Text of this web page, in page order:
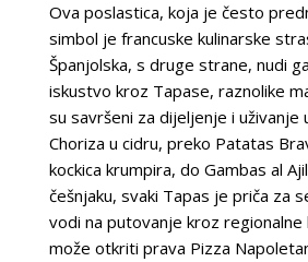
Ova poslastica, koja je često
simbol je francuske kulinarske
Španjolska, s druge strane, nudi
iskustvo kroz Tapase, raznolike
su savršeni za dijeljenje i uživanje
Choriza u cidru, preko Patatas
kockica krumpira, do Gambas al
češnjaku, svaki Tapas je priča za
vodi na putovanje kroz regionalne
može otkriti prava Pizza